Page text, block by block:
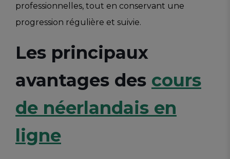
professionnelles, tout en conservant une
progression régulière et suivie.
Les principaux
avantages des cours
de néerlandais en
ligne